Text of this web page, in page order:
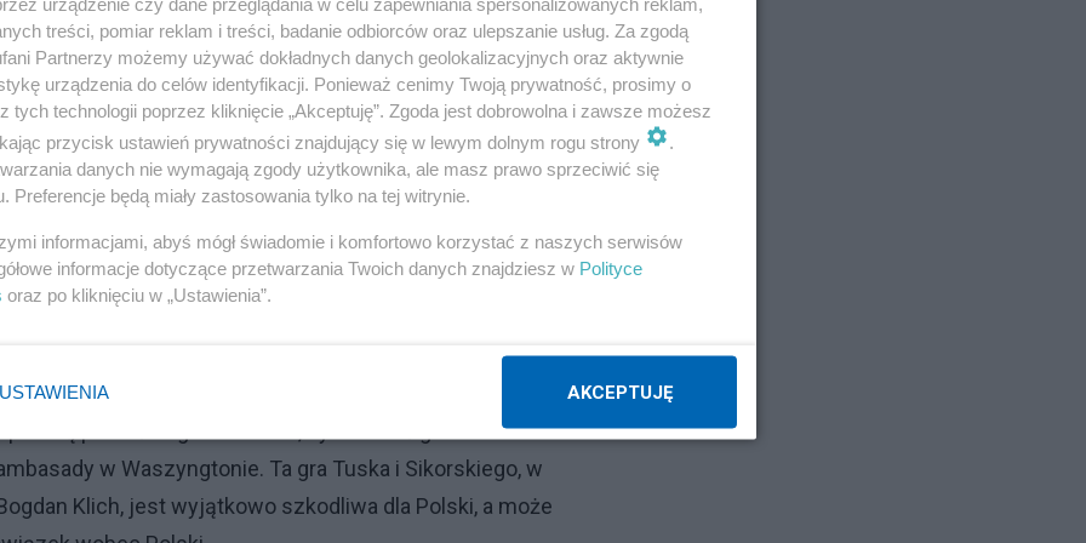
w ramach młodzieżówki Unii Demokratycznej, a
sobie karierowiczów, zawsze przeciw Polsce. W
głośno wołał: „Polska potrzebuje ludzi sumienia!”,
zobaczyliśmy psychiatrę Klicha na czele
stanęła w polu widzenia wszystkich Polaków. Ginęli
na linii Wisły zwiastowały kolejny rozbiór Polski.
Polski z USA. Nie może nie wiedzieć, jak ważna dla tych
i jak bardzo szkodliwe jest blokowanie stanowiska
ani przez polskiego Prezydenta, ani przez
postać Bogdana Klicha, by wezwać go do
w Waszyngtonie. Ta gra Tuska i Sikorskiego, w
Klich, jest wyjątkowo szkodliwa dla Polski, a może
treści, pomiar reklam i treści, badanie odbiorców oraz ulepszanie usług. Za zgodą
Partnerzy możemy używać dokładnych danych geolokalizacyjnych oraz aktywnie
urządzenia do celów identyfikacji. Ponieważ cenimy Twoją prywatność, prosimy o
tych technologii poprzez kliknięcie „Akceptuję”. Zgoda jest dobrowolna i zawsze możesz
przycisk ustawień prywatności znajdujący się w lewym dolnym rogu strony
.
danych nie wymagają zgody użytkownika, ale masz prawo sprzeciwić się
Preferencje będą miały zastosowania tylko na tej witrynie.
informacjami, abyś mógł świadomie i komfortowo korzystać z naszych serwisów
informacje dotyczące przetwarzania Twoich danych znajdziesz w Polityce
oraz po kliknięciu w „Ustawienia”.
USTAWIENIA AKCEPTUJĘ